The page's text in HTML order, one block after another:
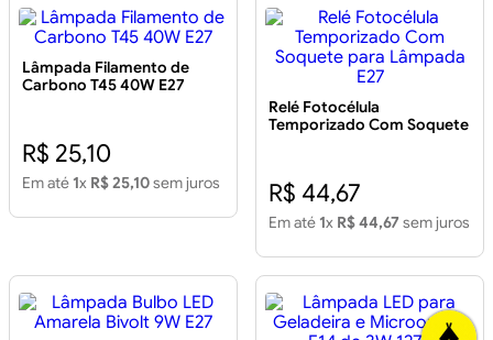
Lâmpada Filamento de
Carbono T45 40W E27
R$ 25,10
Em até 1x R$ 25,10sem juros
Relé Fotocélula
Temporizado Com Soquete
R$ 44,67
Em até 1x R$ 44,67 sem juros